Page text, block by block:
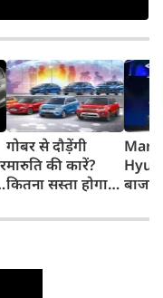
गोबर से दौड़ेंगी
मारुति की कारें?
कितना सस्ता होगा
सेफ? ऑटोमोबाइल